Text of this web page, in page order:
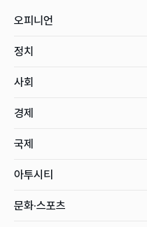
오피니언
정치
사회
경제
국제
아투시티
문화·스포츠